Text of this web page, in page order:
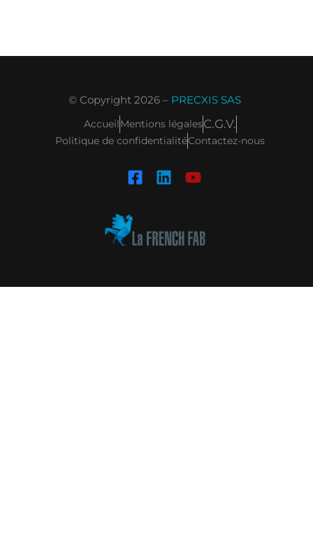
© Copyright 2026 – PRECXIS SAS
AccueilMentions légalesC.G.V.
Politique de confidentialitéContactez-nous